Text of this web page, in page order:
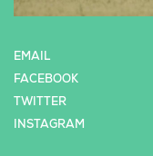
EMAIL
FACEBOOK
TWITTER
INSTAGRAM